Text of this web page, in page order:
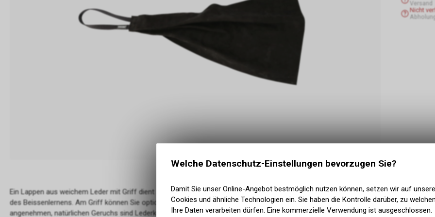
Versand
Nicht
Ein Lappen aus weichem Leder mit Griff dient zum Animieren des Hundes (Jagd auf Beute) in der Anfangsphase
des Beissenlernens. Am Griff können Sie optional ein Band oder Seil befestigen. Aufgrund ihrer Weichheit und ihres
angenehmen, natürlichen Geruchs sind Lederkauartikel vor allem für junge Hunde* zu empfehlen. Wir fertigen unsere
Welche Datenschutz-Einstellungen bevorzugen Sie?
Damit Sie unser Online-Angebot bestmöglich nutzen können, setzen wir auf
Cookies und ähnliche Technologien ein. Sie haben die Kontrolle darüber, zu
Ihre Daten verarbeiten dürfen. Eine kommerzielle Verwendung ist ausgeschlossen.